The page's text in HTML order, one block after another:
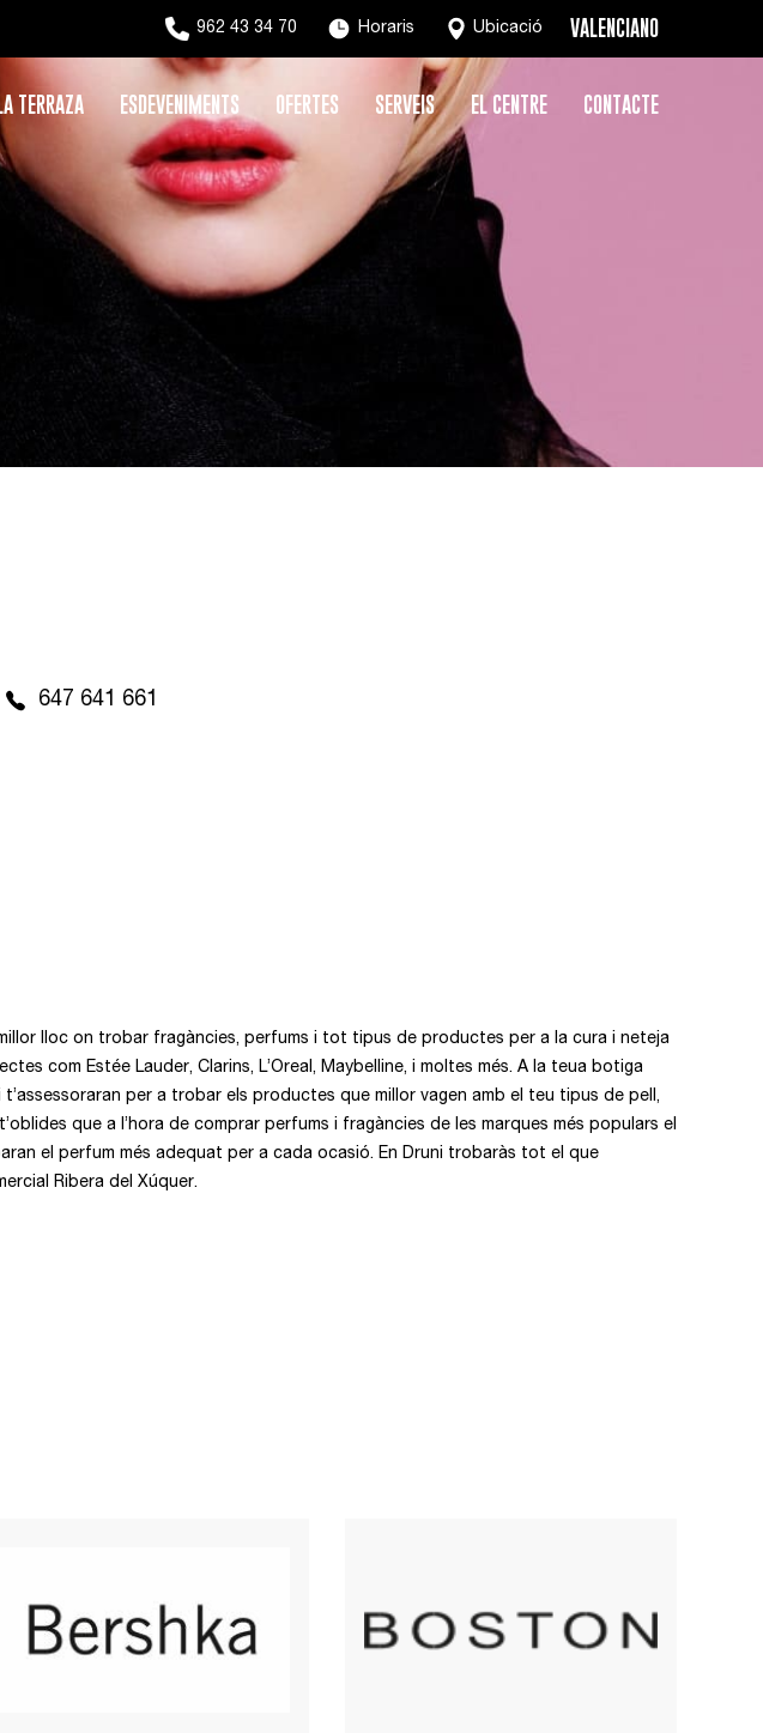
962 43 34 70 Horaris Ubicació VALENCIANO
TERRAZA ESDEVENIMENTS OFERTES SERVEIS EL CENTRE CONTACTE
647 641 661
lloc on trobar fragàncies, perfums i tot tipus de productes per a la cura i neteja
com Estée Lauder, Clarins, L’Oreal, Maybelline, i moltes més. A la teua botiga
per a trobar els productes que millor vagen amb el teu tipus de pell,
que a l’hora de comprar perfums i fragàncies de les marques més populars el
el perfum més adequat per a cada ocasió. En Druni trobaràs tot el que
Ribera del Xúquer.